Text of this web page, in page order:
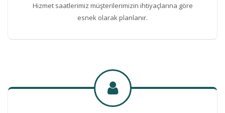
Hizmet saatlerimiz müşterilerimizin ihtiyaçlarına göre
esnek olarak planlanır.